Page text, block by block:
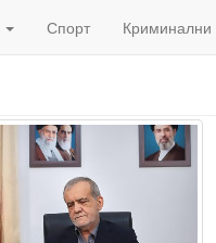
Спорт Криминални